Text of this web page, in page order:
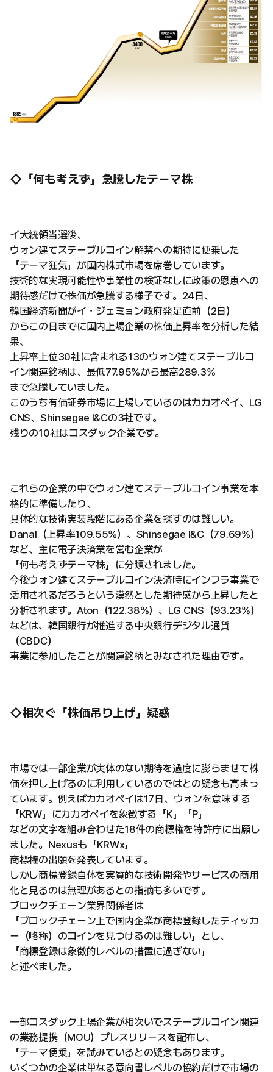
◇「何も考えず」急騰したテーマ株
イ大統領当選後、
ウォン建てステーブルコイン解禁への期待に便乗した
「テーマ狂気」が国内株式市場を席巻しています。
技術的な実現可能性や事業性の検証なしに政策の恩恵への
期待感だけで株価が急騰する様子です。24日、
韓国経済新聞がイ・ジェミョン政府発足直前（2日）
からこの日までに国内上場企業の株価上昇率を分析した結
果、
上昇率上位30社に含まれる13のウォン建てステーブルコ
イン関連銘柄は、最低77.95%から最高289.3%
まで急騰していました。
このうち有価証券市場に上場しているのはカカオペイ、LG
CNS、Shinsegae I&Cの3社です。
残りの10社はコスダック企業です。
これらの企業の中でウォン建てステーブルコイン事業を本
格的に準備したり、
具体的な技術実装段階にある企業を探すのは難しい。
Danal（上昇率109.55%）、Shinsegae I&C（79.69%）
など、主に電子決済業を営む企業が
「何も考えずテーマ株」に分類されました。
今後ウォン建てステーブルコイン決済時にインフラ事業で
活用されるだろうという漠然とした期待感から上昇したと
分析されます。Aton（122.38%）、LG CNS（93.23%）
などは、韓国銀行が推進する中央銀行デジタル通貨
（CBDC）
事業に参加したことが関連銘柄とみなされた理由です。
◇相次ぐ「株価吊り上げ」疑惑
市場では一部企業が実体のない期待を過度に膨らませて株
価を押し上げるのに利用しているのではとの疑念も高まっ
ています。例えばカカオペイは17日、ウォンを意味する
「KRW」にカカオペイを象徴する「K」「P」
などの文字を組み合わせた18件の商標権を特許庁に出願し
ました。Nexusも「KRWx」
商標権の出願を発表しています。
しかし商標登録自体を実質的な技術開発やサービスの商用
化と見るのは無理があるとの指摘も多いです。
ブロックチェーン業界関係者は
「ブロックチェーン上で国内企業が商標登録したティッカ
ー（略称）のコインを見つけるのは難しい」とし、
「商標登録は象徴的レベルの措置に過ぎない」
と述べました。
一部コスダック上場企業が相次いでステーブルコイン関連
の業務提携（MOU）プレスリリースを配布し、
「テーマ便乗」を試みているとの疑念もあります。
いくつかの企業は単なる意向書レベルの協約だけで市場の